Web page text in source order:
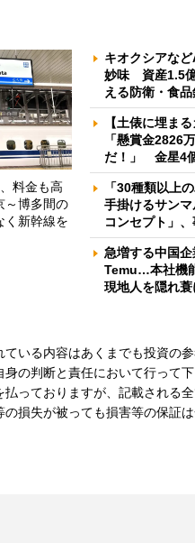
料金も高
～博多間の
く新幹線を
キオクシアな
妙味 資産1.5億
える防衛・食
【土俵に埋ま
「懸賞金2826
だ！」 金星4
「30種類以上
手掛けるサン
コンセプト」
急増する中国
Temu…本社機
現地人を隠れ
ている内容はあくまでも投資の
身の判断と責任において行って
っておりますが、記載される
損失が被っても損害等の保証